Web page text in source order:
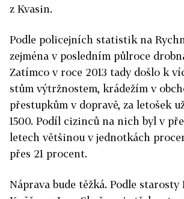
z Kvasin.
Podle policejních statistik na
zejména v posledním půlroce
Zatímco v roce 2013 tady došlo k
stům výtržnostem, krádežím v
přestupkům v dopravě, za letošek
1500. Podíl cizinců na nich byl v
letech většinou v jednotkách
přes 21 procent.
Náprava bude těžká. Podle starosty